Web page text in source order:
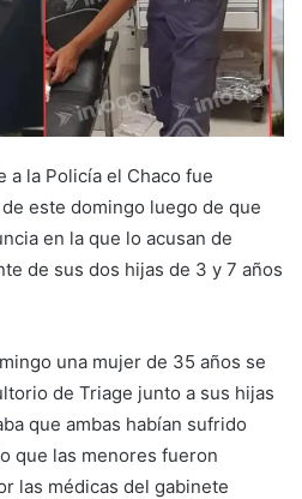
a la Policía el Chaco fue
este domingo luego de que
en la que lo acusan de
de sus dos hijas de 3 y 7 años
una mujer de 35 años se
de Triage junto a sus hijas
que ambas habían sufrido
que las menores fueron
las médicas del gabinete